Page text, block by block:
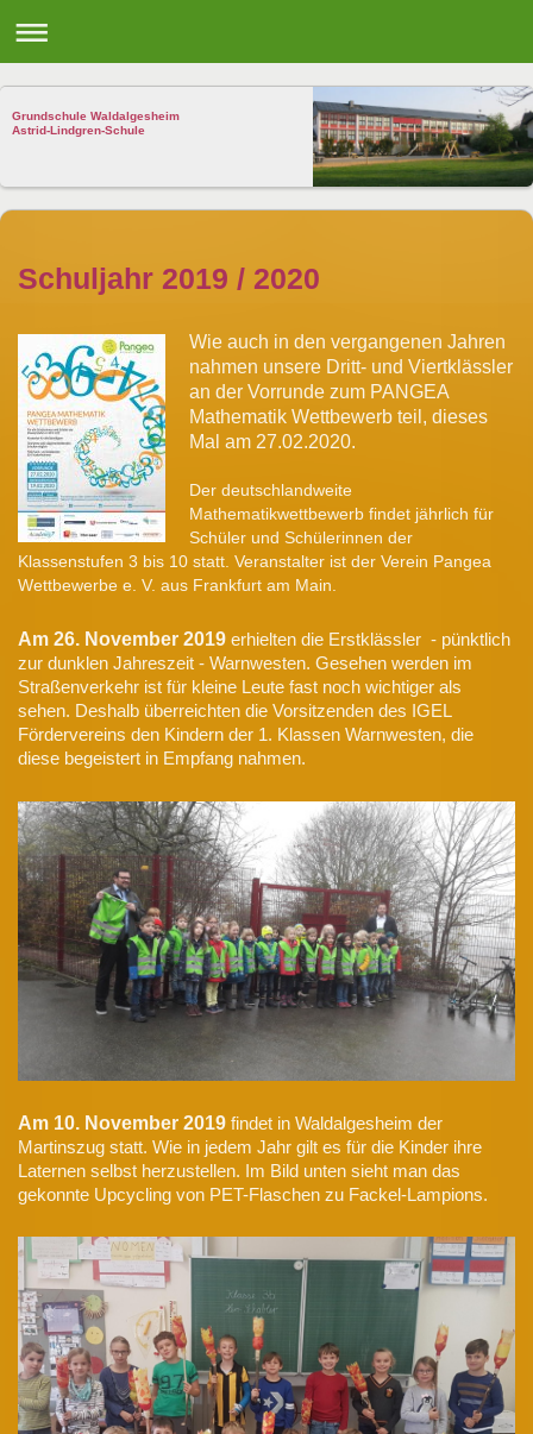
Grundschule Waldalgesheim
Astrid-Lindgren-Schule
Schuljahr 2019 / 2020
Wie auch in den vergangenen Jahren
nahmen unsere Dritt- und Viertklässler
an der Vorrunde zum PANGEA
Mathematik Wettbewerb teil, dieses
Mal am 27.02.2020.
Der deutschlandweite
Mathematikwettbewerb findet jährlich für
Schüler und Schülerinnen der
Klassenstufen 3 bis 10 statt. Veranstalter ist der Verein Pangea
Wettbewerbe e. V. aus Frankfurt am Main.
Am 26. November 2019 erhielten die Erstklässler - pünktlich
zur dunklen Jahreszeit - Warnwesten. Gesehen werden im
Straßenverkehr ist für kleine Leute fast noch wichtiger als
sehen. Deshalb überreichten die Vorsitzenden des IGEL
Fördervereins den Kindern der 1. Klassen Warnwesten, die
diese begeistert in Empfang nahmen.
Am 10. November 2019 findet in Waldalgesheim der
Martinszug statt. Wie in jedem Jahr gilt es für die Kinder ihre
Laternen selbst herzustellen. Im Bild unten sieht man das
gekonnte Upcycling von PET-Flaschen zu Fackel-Lampions.